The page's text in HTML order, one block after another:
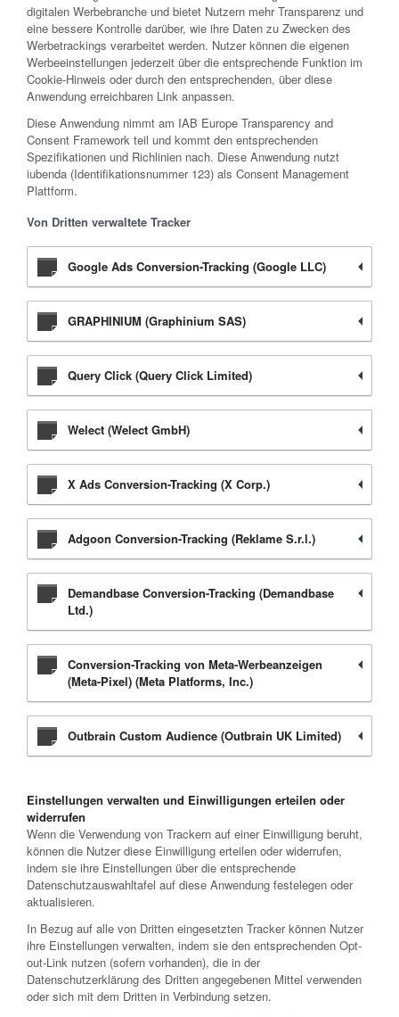
digitalen Werbebranche und bietet Nutzern mehr Transparenz und
eine bessere Kontrolle darüber, wie ihre Daten zu Zwecken des
Werbetrackings verarbeitet werden. Nutzer können die eigenen
Werbeeinstellungen jederzeit über die entsprechende Funktion im
Cookie-Hinweis oder durch den entsprechenden, über diese
Anwendung erreichbaren Link anpassen.
Diese Anwendung nimmt am IAB Europe Transparency and
Consent Framework teil und kommt den entsprechenden
Spezifikationen und Richlinien nach. Diese Anwendung nutzt
iubenda (Identifikationsnummer 123) als Consent Management
Plattform.
Von Dritten verwaltete Tracker
Google Ads Conversion-Tracking (Google LLC)
GRAPHINIUM (Graphinium SAS)
Query Click (Query Click Limited)
Welect (Welect GmbH)
X Ads Conversion-Tracking (X Corp.)
Adgoon Conversion-Tracking (Reklame S.r.l.)
Demandbase Conversion-Tracking (Demandbase
Ltd.)
Conversion-Tracking von Meta-Werbeanzeigen
(Meta-Pixel) (Meta Platforms, Inc.)
Outbrain Custom Audience (Outbrain UK Limited)
Einstellungen verwalten und Einwilligungen erteilen oder
widerrufen
Wenn die Verwendung von Trackern auf einer Einwilligung beruht,
können die Nutzer diese Einwilligung erteilen oder widerrufen,
indem sie ihre Einstellungen über die entsprechende
Datenschutzauswahltafel auf diese Anwendung festelegen oder
aktualisieren.
In Bezug auf alle von Dritten eingesetzten Tracker können Nutzer
ihre Einstellungen verwalten, indem sie den entsprechenden Opt-
out-Link nutzen (sofern vorhanden), die in der
Datenschutzerklärung des Dritten angegebenen Mittel verwenden
oder sich mit dem Dritten in Verbindung setzen.